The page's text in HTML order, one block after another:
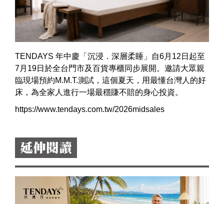
TENDAYS 年中慶「沉浸．深層柔睡」自6月12日起至
7月19日於全台門市及百貨專櫃同步展開。邀請大眾親
臨現場預約M.M.T.測試，這個夏天，用最懂台灣人的好
床，為全家人進行一場最穩賺不賠的身心投資。
https://www.tendays.com.tw/2026midsales
延伸閱讀